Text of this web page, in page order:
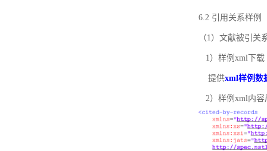
6.2 引用关系样例
（1）文献被引关
1）样例xml下载
提供xml样例数
2）样例xml内容